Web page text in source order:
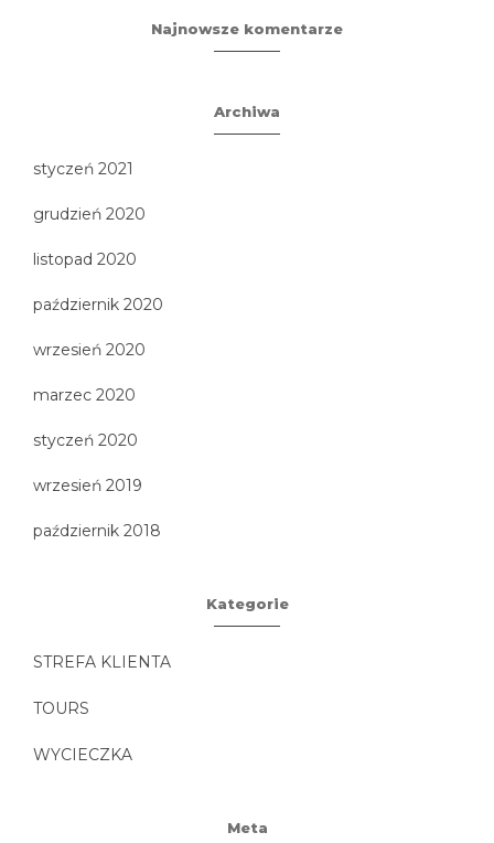
Najnowsze komentarze
Archiwa
styczeń 2021
grudzień 2020
listopad 2020
październik 2020
wrzesień 2020
marzec 2020
styczeń 2020
wrzesień 2019
październik 2018
Kategorie
STREFA KLIENTA
TOURS
WYCIECZKA
Meta